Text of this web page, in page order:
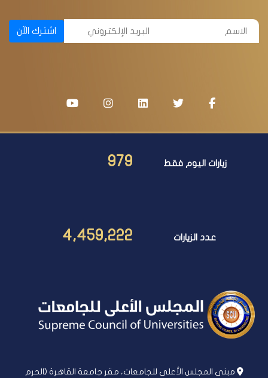
اشترك الآن
زيارات اليوم فقط 979
عدد الزيارات 4,459,222
مبنى المجلس الأعلى للجامعات، مقر جامعة القاهرة (الحرم